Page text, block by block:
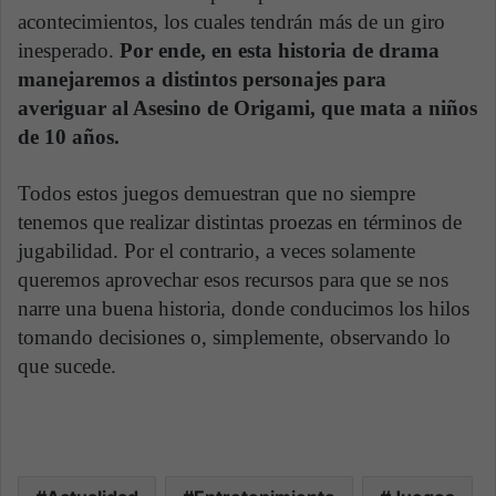
acontecimientos, los cuales tendrán más de un giro
inesperado. Por ende, en esta historia de drama
manejaremos a distintos personajes para
averiguar al Asesino de Origami, que mata a niños
de 10 años.
Todos estos juegos demuestran que no siempre
tenemos que realizar distintas proezas en términos de
jugabilidad. Por el contrario, a veces solamente
queremos aprovechar esos recursos para que se nos
narre una buena historia, donde conducimos los hilos
tomando decisiones o, simplemente, observando lo
que sucede.